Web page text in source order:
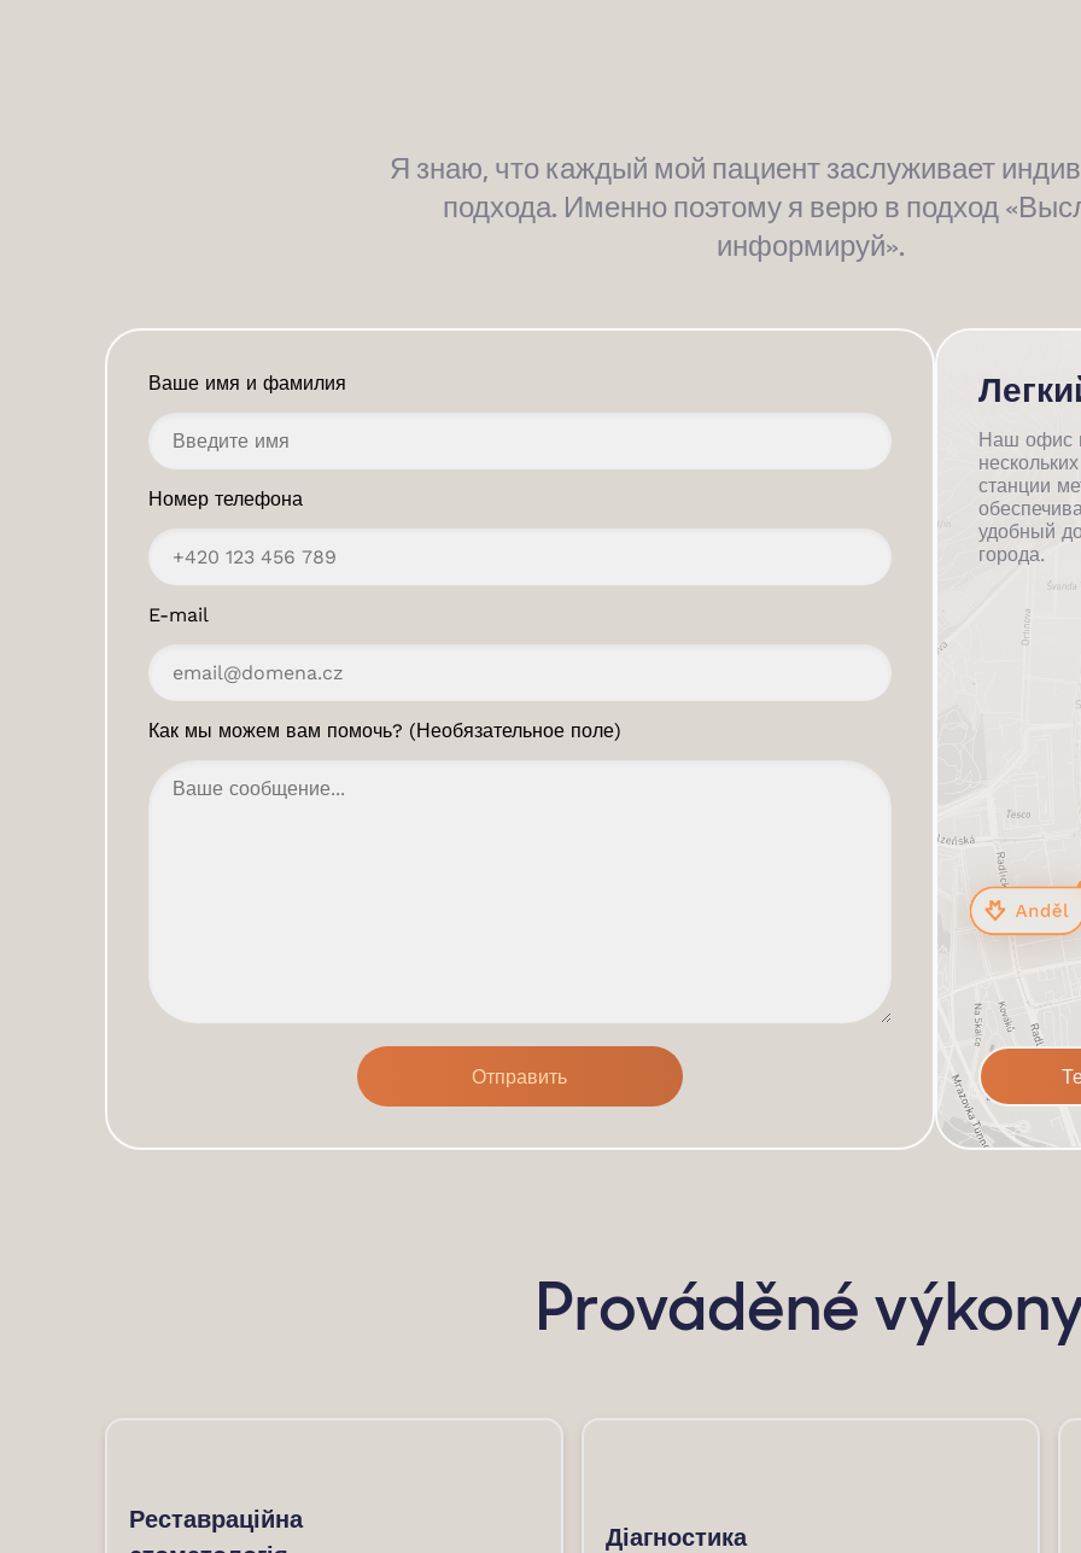
Я знаю, что каждый мой пациент заслуживает
подхода. Именно поэтому я верю в подход
информируй».
Ваше имя и фамилия
Номер телефона
E-mail
Как мы можем вам помочь? (Необязательное поле)
Наш офис
станции
удобный
города.
Prováděné
Реставраційна
Діагностика